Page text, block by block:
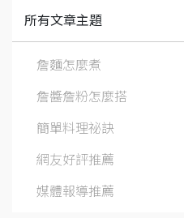
所有文章主題
詹麵怎麼煮
詹醬詹粉怎麼搭
簡單料理祕訣
網友好評推薦
媒體報導推薦